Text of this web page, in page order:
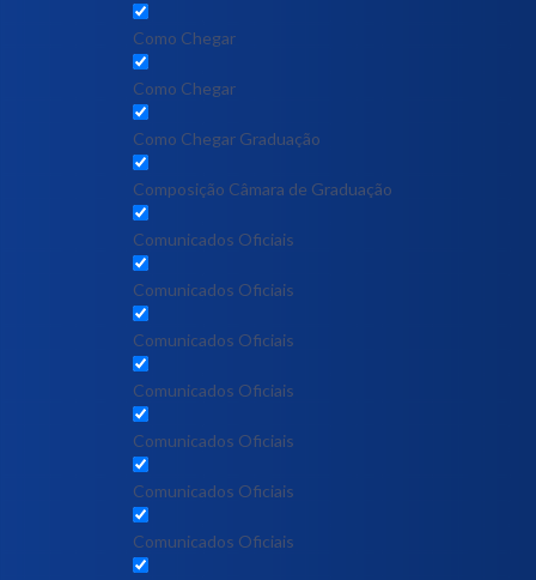
Como Chegar
Como Chegar
Como Chegar Graduação
Composição Câmara de Graduação
Comunicados Oficiais
Comunicados Oficiais
Comunicados Oficiais
Comunicados Oficiais
Comunicados Oficiais
Comunicados Oficiais
Comunicados Oficiais